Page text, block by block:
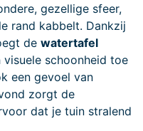
gezellige sfeer,
rand kabbelt. Dankzij
de watertafel
visuele schoonheid toe
een gevoel van
zorgt de
dat je tuin stralend